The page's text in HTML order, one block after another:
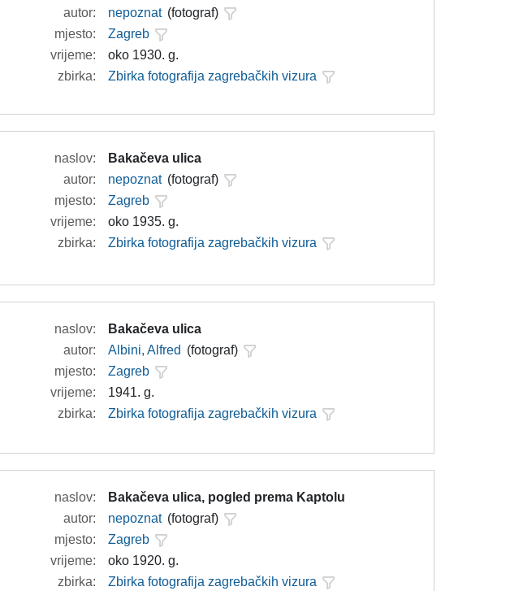
autor:
nepoznat (fotograf)
mjesto:
Zagreb
vrijeme:
oko 1930. g.
zbirka:
Zbirka fotografija zagrebačkih vizura
naslov:
Bakačeva ulica
autor:
nepoznat (fotograf)
mjesto:
Zagreb
vrijeme:
oko 1935. g.
zbirka:
Zbirka fotografija zagrebačkih vizura
naslov:
Bakačeva ulica
autor:
Albini, Alfred (fotograf)
mjesto:
Zagreb
vrijeme:
1941. g.
zbirka:
Zbirka fotografija zagrebačkih vizura
naslov:
Bakačeva ulica, pogled prema Kaptolu
autor:
nepoznat (fotograf)
mjesto:
Zagreb
vrijeme:
oko 1920. g.
zbirka:
Zbirka fotografija zagrebačkih vizura